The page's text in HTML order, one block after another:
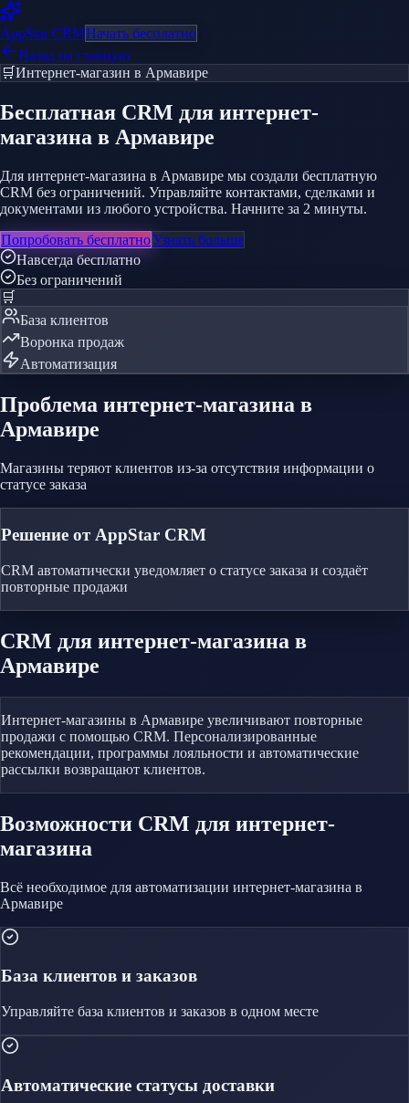
AppStarCRMНачать бесплатно
Назад на главную
🛒Интернет-магазин в Армавире
Бесплатная CRM для интернет-
магазина в Армавире
Для интернет-магазина в Армавире мы создали бесплатную
CRM без ограничений. Управляйте контактами, сделками и
документами из любого устройства. Начните за 2 минуты.
Попробовать бесплатноУзнать больше
Навсегда бесплатно
Без ограничений
🛒
База клиентов
Воронка продаж
Автоматизация
Проблема интернет-магазина в
Армавире
Магазины теряют клиентов из-за отсутствия информации о
статусе заказа
Решение от AppStar CRM
CRM автоматически уведомляет о статусе заказа и создаёт
повторные продажи
CRM для интернет-магазина в
Армавире
Интернет-магазины в Армавире увеличивают повторные
продажи с помощью CRM. Персонализированные
рекомендации, программы лояльности и автоматические
рассылки возвращают клиентов.
Возможности CRM для интернет-
магазина
Всё необходимое для автоматизации интернет-магазина в
Армавире
База клиентов и заказов
Управляйте база клиентов и заказов в одном месте
Автоматические статусы доставки